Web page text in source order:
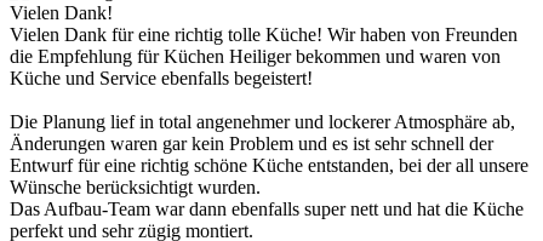
Vielen Dank!
Vielen Dank für eine richtig tolle Küche! Wir haben von Freunden
die Empfehlung für Küchen Heiliger bekommen und waren von
Küche und Service ebenfalls begeistert!
Die Planung lief in total angenehmer und lockerer Atmosphäre ab,
Änderungen waren gar kein Problem und es ist sehr schnell der
Entwurf für eine richtig schöne Küche entstanden, bei der all unsere
Wünsche berücksichtigt wurden.
Das Aufbau-Team war dann ebenfalls super nett und hat die Küche
perfekt und sehr zügig montiert.